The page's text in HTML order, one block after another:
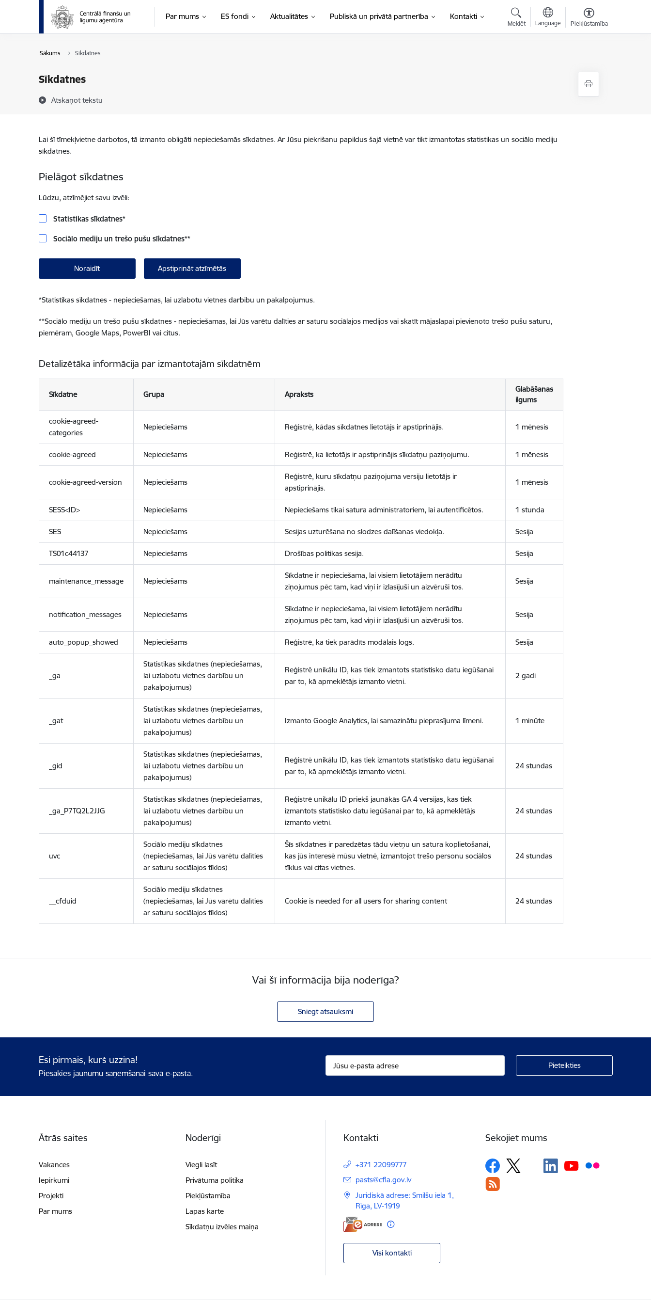
Pāriet uz lapas saturu
Par mums ES fondi Aktualitātes Publiskā un privātā partnerība Kontakti
Meklēt Language Piekļūstamība
Sākums Sīkdatnes
Sīkdatnes
Atskaņot tekstu
Lai šī tīmekļvietne darbotos, tā izmanto obligāti nepieciešamās sīkdatnes. Ar Jūsu piekrišanu papildus šajā vietnē var tikt izmantotas statistikas un sociālo mediju
sīkdatnes.
Pielāgot sīkdatnes
Lūdzu, atzīmējiet savu izvēli:
Statistikas sīkdatnes*
Sociālo mediju un trešo pušu sīkdatnes**
Noraidīt Apstiprināt atzīmētās
*Statistikas sīkdatnes - nepieciešamas, lai uzlabotu vietnes darbību un pakalpojumus.
**Sociālo mediju un trešo pušu sīkdatnes - nepieciešamas, lai Jūs varētu dalīties ar saturu sociālajos medijos vai skatīt mājaslapai pievienoto trešo pušu saturu,
piemēram, Google Maps, PowerBI vai citus.
Detalizētāka informācija par izmantotajām sīkdatnēm
Sīkdatne Grupa Apraksts
Glabāšanas
ilgums
cookie-agreed-
categories
Nepieciešams Reģistrē, kādas sīkdatnes lietotājs ir apstiprinājis. 1 mēnesis
cookie-agreed Nepieciešams Reģistrē, ka lietotājs ir apstiprinājis sīkdatņu paziņojumu. 1 mēnesis
cookie-agreed-version Nepieciešams
Reģistrē, kuru sīkdatņu paziņojuma versiju lietotājs ir
apstiprinājis.
1 mēnesis
SESS<ID> Nepieciešams Nepieciešams tikai satura administratoriem, lai autentificētos. 1 stunda
SES Nepieciešams Sesijas uzturēšana no slodzes dalīšanas viedokļa. Sesija
TS01c44137 Nepieciešams Drošības politikas sesija. Sesija
maintenance_message Nepieciešams
Sīkdatne ir nepieciešama, lai visiem lietotājiem nerādītu
ziņojumus pēc tam, kad viņi ir izlasījuši un aizvēruši tos.
Sesija
notification_messages Nepieciešams
Sīkdatne ir nepieciešama, lai visiem lietotājiem nerādītu
ziņojumus pēc tam, kad viņi ir izlasījuši un aizvēruši tos.
Sesija
auto_popup_showed Nepieciešams Reģistrē, ka tiek parādīts modālais logs. Sesija
_ga
Statistikas sīkdatnes (nepieciešamas,
lai uzlabotu vietnes darbību un
pakalpojumus)
Reģistrē unikālu ID, kas tiek izmantots statistisko datu iegūšanai
par to, kā apmeklētājs izmanto vietni.
2 gadi
_gat
Statistikas sīkdatnes (nepieciešamas,
lai uzlabotu vietnes darbību un
pakalpojumus)
Izmanto Google Analytics, lai samazinātu pieprasījuma līmeni. 1 minūte
_gid
Statistikas sīkdatnes (nepieciešamas,
lai uzlabotu vietnes darbību un
pakalpojumus)
Reģistrē unikālu ID, kas tiek izmantots statistisko datu iegūšanai
par to, kā apmeklētājs izmanto vietni.
24 stundas
_ga_P7TQ2L2JJG
Statistikas sīkdatnes (nepieciešamas,
lai uzlabotu vietnes darbību un
pakalpojumus)
Reģistrē unikālu ID priekš jaunākās GA 4 versijas, kas tiek
izmantots statistisko datu iegūšanai par to, kā apmeklētājs
izmanto vietni.
24 stundas
uvc
Sociālo mediju sīkdatnes
(nepieciešamas, lai Jūs varētu dalīties
ar saturu sociālajos tīklos)
Šīs sīkdatnes ir paredzētas tādu vietņu un satura koplietošanai,
kas jūs interesē mūsu vietnē, izmantojot trešo personu sociālos
tīklus vai citas vietnes.
24 stundas
__cfduid
Sociālo mediju sīkdatnes
(nepieciešamas, lai Jūs varētu dalīties
ar saturu sociālajos tīklos)
Cookie is needed for all users for sharing content 24 stundas
Vai šī informācija bija noderīga?
Sniegt atsauksmi
Esi pirmais, kurš uzzina!
Piesakies jaunumu saņemšanai savā e-pastā.
Ātrās saites
Vakances
Iepirkumi
Projekti
Par mums
Noderīgi
Viegli lasīt
Privātuma politika
Piekļūstamība
Lapas karte
Sīkdatņu izvēles maiņa
Kontakti
+371 22099777
E-pasts:
pasts@cfla.gov.lv
Juridiskā adrese: Smilšu iela 1,
Rīga, LV-1919
Visi kontakti
Sekojiet mums